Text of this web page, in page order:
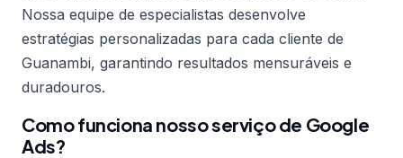
Nossa equipe de especialistas desenvolve
estratégias personalizadas para cada cliente de
Guanambi, garantindo resultados mensuráveis e
duradouros.
Como funciona nosso serviço de Google
Ads?